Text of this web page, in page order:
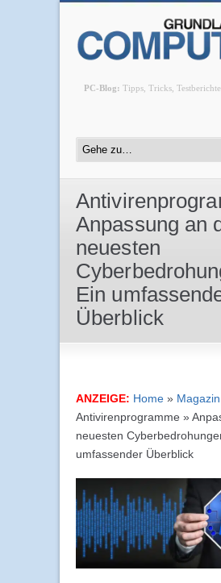
PC-Blog: Tipps, Tricks,
Anpassung an
neuesten
Ein
Überblick
ANZEIGE: Home » Magazin
Antivirenprogramme »
neuesten
umfassender Überblick